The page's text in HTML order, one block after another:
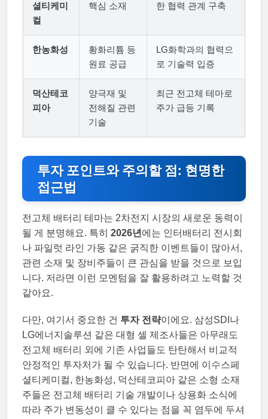
셜티케미
컬
핵심 소재
한 협력 관계 구축
한농화성
황화리튬 등
원료 공급
LG화학과의 협력으
로 기술력 입증
덕산테코
피아
양극재 및
전해질 관련
기술
최근 전고체 테마로
주가 급등 기록
투자 포인트와 주의할 점: 현명한
접근법
전고체 배터리 테마는 2차전지 시장의 새로운 동력이
될 게 분명해요. 특히 2026년 에는 인터배터리 전시회
나 파일럿 라인 가동 같은 굵직한 이벤트들이 많아서,
관련 소재 및 장비주들이 큰 관심을 받을 것으로 보입
니다. 저라면 이런 모멘텀을 잘 활용하려고 노력할 것
같아요.
다만, 여기서 중요한 건 투자 전략이에요. 삼성SDI나
LG에너지솔루션 같은 대형 셀 제조사들은 아무래도
전고체 배터리 외에 기존 사업들도 탄탄해서 비교적
안정적인 투자처가 될 수 있습니다. 반면에 이수스페
셜티케미컬, 한농화성, 덕산테코피아 같은 소형 소재
주들은 전고체 배터리 기술 개발이나 상용화 소식에
따라 주가 변동성이 클 수 있다는 점을 꼭 염두에 두셔